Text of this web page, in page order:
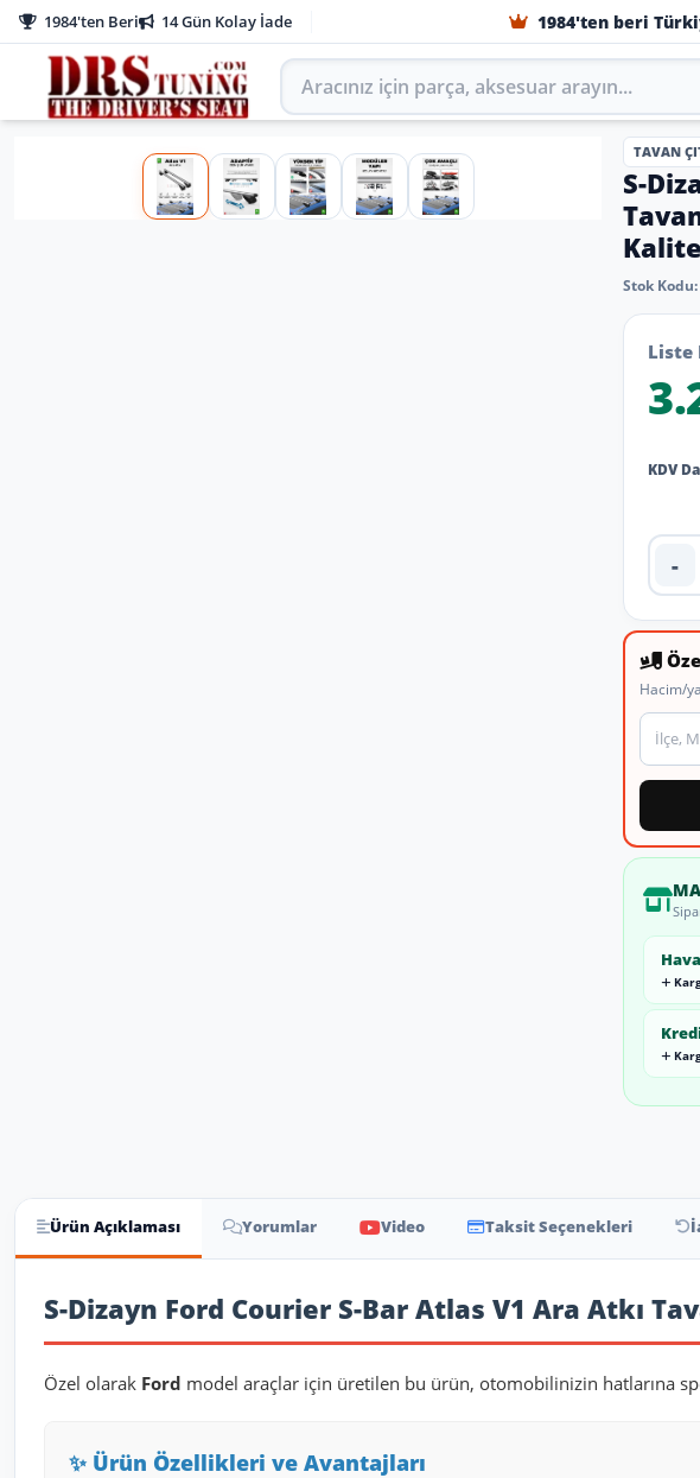
1984'ten Beri 14 Gün Kolay İade 1984'ten beri
Aracınız için parça arayın
TAVAN
S-
Kalite
Stok Kodu:
Liste
KDV
-
Hacim/
Ürün Açıklaması Yorumlar Video Taksit Seçenekleri
Ürün Açıklaması
S-Dizayn Ford Courier S-Bar Atlas V1 Ara Atkı
Özel olarak Ford model araçlar için üretilen bu ürün, otomobilinizin hatlarına
✨ Ürün Özellikleri ve Avantajları